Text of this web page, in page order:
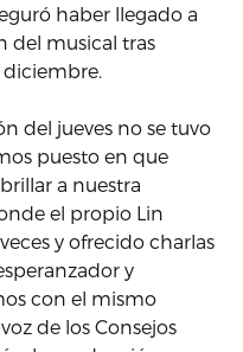
haber llegado a
del musical tras
del jueves no se tuvo
puesto en que
a nuestra
el propio Lin
y ofrecido charlas
y
con el mismo
de los Consejos